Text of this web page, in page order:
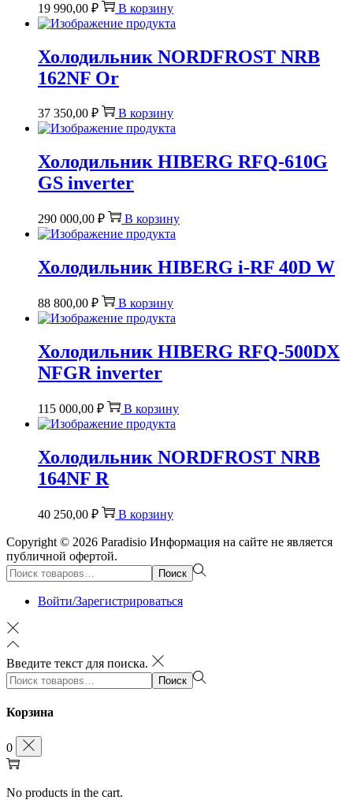
19 990,00 ₽ В корзину
Холодильник NORDFROST NRB
162NF Or
37 350,00 ₽ В корзину
Холодильник HIBERG RFQ-610G
GS inverter
290 000,00 ₽ В корзину
Холодильник HIBERG i-RF 40D W
88 800,00 ₽ В корзину
Холодильник HIBERG RFQ-500DX
NFGR inverter
115 000,00 ₽ В корзину
Холодильник NORDFROST NRB
164NF R
40 250,00 ₽ В корзину
Copyright © 2026 Paradisio Информация на сайте не является
публичной офертой.
Поиск:>
Поиск
Войти/Зарегистрироваться
Введите текст для поиска.
Поиск:>
Поиск
Корзина
0
No products in the cart.